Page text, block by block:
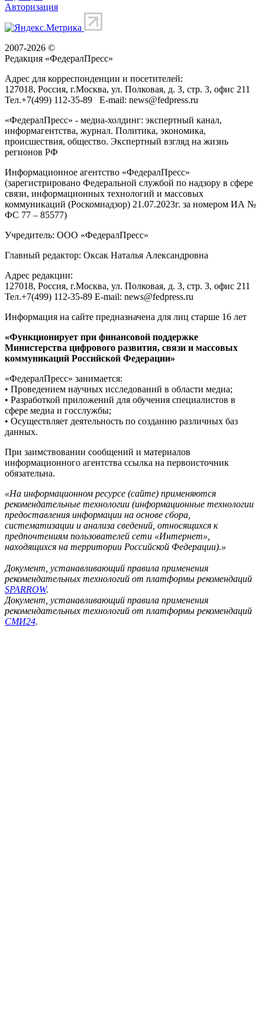
Авторизация
2007-2026 ©
Редакция «ФедералПресс»
Адрес для корреспонденции и посетителей:
127018, Россия, г.Москва, ул. Полковая, д. 3, стр. 3, офис 211
Тел.+7(499) 112-35-89 E-mail: news@fedpress.ru
«ФедералПресс» - медиа-холдинг: экспертный канал,
информагентства, журнал. Политика, экономика,
происшествия, общество. Экспертный взгляд на жизнь
регионов РФ
Информационное агентство «ФедералПресс»
(зарегистрировано Федеральной службой по надзору в сфере
связи, информационных технологий и массовых
коммуникаций (Роскомнадзор) 21.07.2023г. за номером ИА №
ФС 77 – 85577)
Учредитель: ООО «ФедералПресс»
Главный редактор: Оксак Наталья Александровна
Адрес редакции:
127018, Россия, г.Москва, ул. Полковая, д. 3, стр. 3, офис 211
Тел.+7(499) 112-35-89 E-mail: news@fedpress.ru
Информация на сайте предназначена для лиц старше 16 лет
«Функционирует при финансовой поддержке
Министерства цифрового развития, связи и массовых
коммуникаций Российской Федерации»
«ФедералПресс» занимается:
• Проведением научных исследований в области медиа;
• Разработкой приложений для обучения специалистов в
сфере медиа и госслужбы;
• Осуществляет деятельность по созданию различных баз
данных.
При заимствовании сообщений и материалов
информационного агентства ссылка на первоисточник
обязательна.
«На информационном ресурсе (сайте) применяются
рекомендательные технологии (информационные технологии
предоставления информации на основе сбора,
систематизации и анализа сведений, относящихся к
предпочтениям пользователей сети «Интернет»,
находящихся на территории Российской Федерации).»
Документ, устанавливающий правила применения
рекомендательных технологий от платформы рекомендаций
SPARROW.
Документ, устанавливающий правила применения
рекомендательных технологий от платформы рекомендаций
СМИ24.